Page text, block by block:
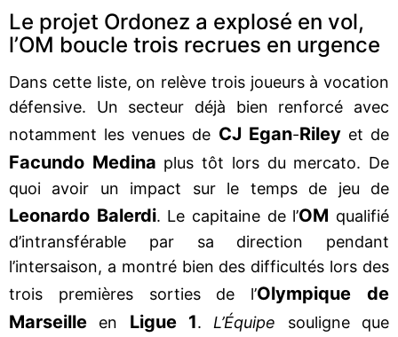
Le projet Ordonez a explosé en vol,
l’OM boucle trois recrues en urgence
Dans cette liste, on relève trois joueurs à vocation
défensive. Un secteur déjà bien renforcé avec
notamment les venues de CJ Egan-Riley et de
Facundo Medina plus tôt lors du mercato. De
quoi avoir un impact sur le temps de jeu de
Leonardo Balerdi. Le capitaine de l’OM qualifié
d’intransférable par sa direction pendant
l’intersaison, a montré bien des difficultés lors des
trois premières sorties de l’Olympique de
Marseille en Ligue 1. L’Équipe souligne que